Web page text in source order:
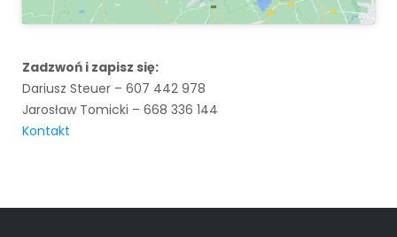
Zadzwoń i zapisz się:
Dariusz Steuer – 607 442 978
Jarosław Tomicki – 668 336 144
Kontakt